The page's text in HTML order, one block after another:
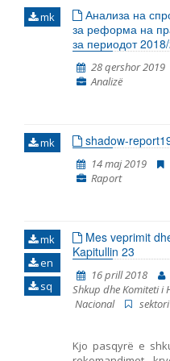
në thelb
aktual juridik.
statusit të një
regjistrimit në
paraqet hapin e
të aleancës,
interesat dhe
dhe statusit juridik
mk
Анализа на
за реформа на
за периодот
28 qershor 2019
Analizë
mk shadow-
14 maj 2019
Raport
mk
en
sq
Mes veprimit
Kapitullin 23
16 prill 2018
Shkup dhe Komiteti i
Nacional
Kjo pasqyrë e